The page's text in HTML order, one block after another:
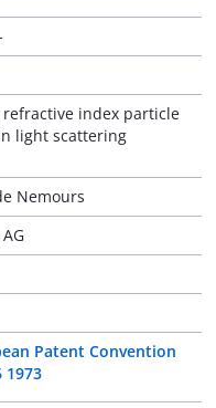
index particle
light scattering
Nemours
Patent Convention
1973